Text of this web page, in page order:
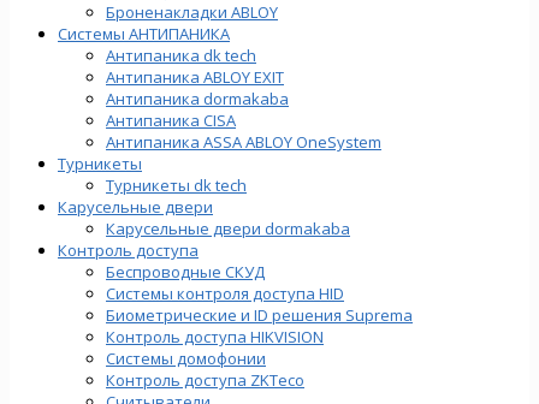
Броненакладки ABLOY
Системы АНТИПАНИКА
Антипаника dk tech
Антипаника ABLOY EXIT
Антипаника dormakaba
Антипаника СISA
Антипаника ASSA ABLOY OneSystem
Турникеты
Турникеты dk tech
Карусельные двери
Карусельные двери dormakaba
Контроль доступа
Беспроводные СКУД
Системы контроля доступа HID
Биометрические и ID решения Suprema
Контроль доступа HIKVISION
Системы домофонии
Контроль доступа ZKTeco